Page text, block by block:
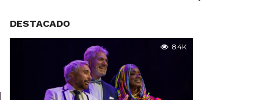
DESTACADO
8.4K